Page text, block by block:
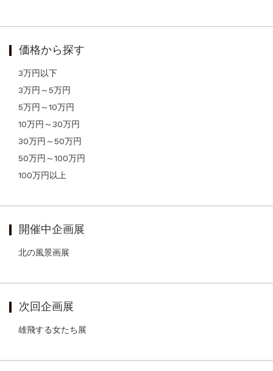
価格から探す
3万円以下
3万円～5万円
5万円～10万円
10万円～30万円
30万円～50万円
50万円～100万円
100万円以上
開催中企画展
北の風景画展
次回企画展
雄飛する女たち展